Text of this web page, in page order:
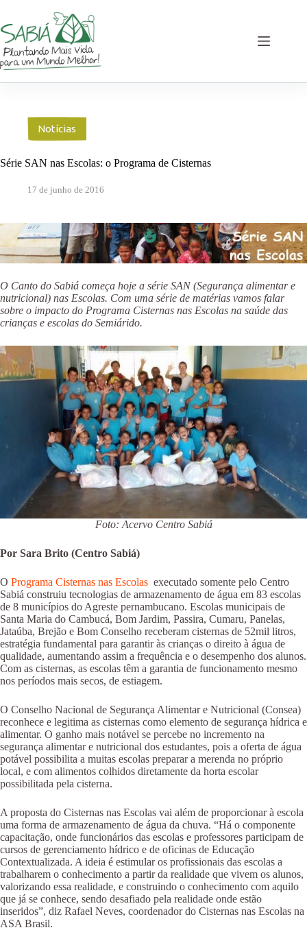
o
conteúdo
Notícias
Série SAN nas Escolas: o Programa de Cisternas
17 de junho de 2016
O Canto do Sabiá começa hoje a série SAN (Segurança alimentar e
nutricional) nas Escolas. Com uma série de matérias vamos falar
sobre o impacto do Programa Cisternas nas Escolas na saúde das
crianças e escolas do Semiárido.
Foto: Acervo Centro Sabiá
Por Sara Brito (Centro Sabiá)
O Programa Cisternas nas Escolas executado somente pelo Centro
Sabiá construiu tecnologias de armazenamento de água em 83 escolas
de 8 municípios do Agreste pernambucano. Escolas municipais de
Santa Maria do Cambucá, Bom Jardim, Passira, Cumaru, Panelas,
Jataúba, Brejão e Bom Conselho receberam cisternas de 52mil litros,
estratégia fundamental para garantir às crianças o direito à água de
qualidade, aumentando assim a frequência e o desempenho dos alunos.
Com as cisternas, as escolas têm a garantia de funcionamento mesmo
nos períodos mais secos, de estiagem.
O Conselho Nacional de Segurança Alimentar e Nutricional (Consea)
reconhece e legitima as cisternas como elemento de segurança hídrica e
alimentar. O ganho mais notável se percebe no incremento na
segurança alimentar e nutricional dos estudantes, pois a oferta de água
potável possibilita a muitas escolas preparar a merenda no próprio
local, e com alimentos colhidos diretamente da horta escolar
possibilitada pela cisterna.
A proposta do Cisternas nas Escolas vai além de proporcionar à escola
uma forma de armazenamento de água da chuva. “Há o componente
capacitação, onde funcionários das escolas e professores participam de
cursos de gerenciamento hídrico e de oficinas de Educação
Contextualizada. A ideia é estimular os profissionais das escolas a
trabalharem o conhecimento a partir da realidade que vivem os alunos,
valorizando essa realidade, e construindo o conhecimento com aquilo
que já se conhece, sendo desafiado pela realidade onde estão
inseridos”, diz Rafael Neves, coordenador do Cisternas nas Escolas na
ASA Brasil.